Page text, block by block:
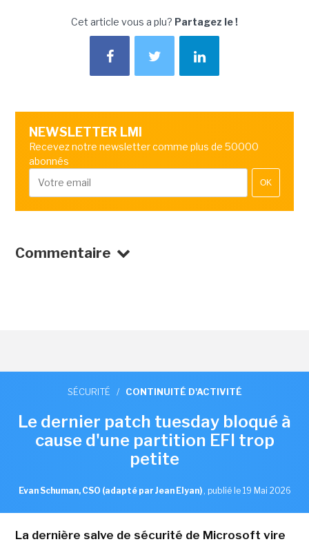
Cet article vous a plu? Partagez le !
NEWSLETTER LMI
Recevez notre newsletter comme plus de 50000
abonnés
OK
Commentaire
SÉCURITÉ / CONTINUITÉ D'ACTIVITÉ
Le dernier patch tuesday bloqué à
cause d'une partition EFI trop
petite
Evan Schuman, CSO (adapté par Jean Elyan) , publié le 19 Mai 2026
La dernière salve de sécurité de Microsoft vire